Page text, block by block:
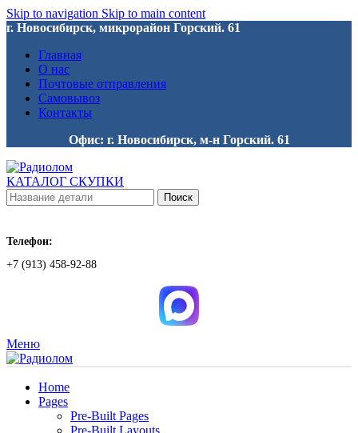
Skip to navigation Skip to main content
г. Новосибирск, микрорайон Горский. 61
Главная
О нас
Почтовые отправления
Самовывоз
Контакты
Офис: г. Новосибирск, м-н Горский. 61
КАТАЛОГ СКУПКИ
Поиск
Телефон:
+7 (913) 458-92-88
Меню
Home
Pages
Pre-Built Pages